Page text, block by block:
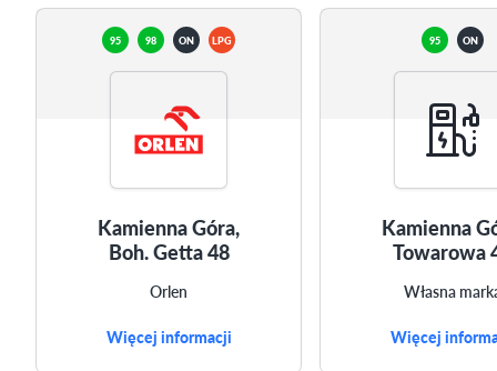
95 98 ON LPG
Kamienna Góra,
Boh. Getta 48
Orlen
Więcej informacji
95 ON
Kamienna
Towarowa
Własna
Więcej